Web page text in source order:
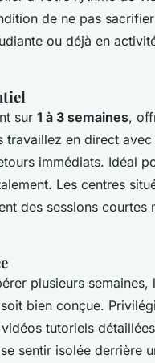
de ne pas
ou déjà en
sur 1 à 3 semaines,
en direct
immédiats. Idéal
Les centres
des sessions courtes
plusieurs
bien conçue.
tutoriels
sentir isolée derrière